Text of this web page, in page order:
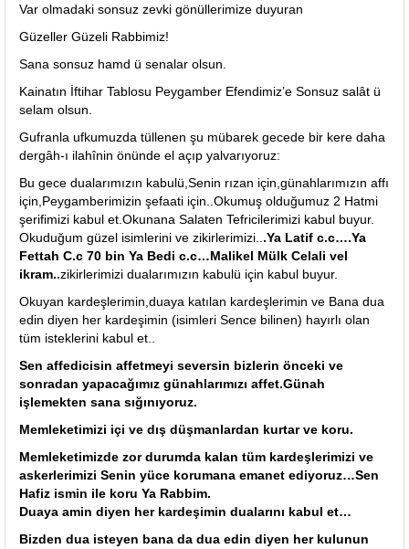
Var olmadaki sonsuz zevki gönüllerimize duyuran
Güzeller Güzeli Rabbimiz!
Sana sonsuz hamd ü senalar olsun.
Kainatın İftihar Tablosu Peygamber Efendimiz’e Sonsuz salât ü
selam olsun.
Gufranla ufkumuzda tüllenen şu mübarek gecede bir kere daha
dergâh-ı ilahînin önünde el açıp yalvarıyoruz:
Bu gece dualarımızın kabulü,Senin rızan için,günahlarımızın affı
için,Peygamberimizin şefaati için..Okumuş olduğumuz 2 Hatmi
şerifimizi kabul et.Okunana Salaten Tefricilerimizi kabul buyur.
Okuduğum güzel isimlerini ve zikirlerimizi.. .Ya Latif c.c….Ya
Fettah C.c 70 bin Ya Bedi c.c…Malikel Mülk Celali vel
ikram..zikirlerimizi dualarımızın kabulü için kabul buyur.
Okuyan kardeşlerimin,duaya katılan kardeşlerimin ve Bana dua
edin diyen her kardeşimin (isimleri Sence bilinen) hayırlı olan
tüm isteklerini kabul et..
Sen affedicisin affetmeyi seversin bizlerin önceki ve
sonradan yapacağımız günahlarımızı affet.Günah
işlemekten sana sığınıyoruz.
Memleketimizi içi ve dış düşmanlardan kurtar ve koru.
Memleketimizde zor durumda kalan tüm kardeşlerimizi ve
askerlerimizi Senin yüce korumana emanet ediyoruz…Sen
Hafiz ismin ile koru Ya Rabbim.
Duaya amin diyen her kardeşimin dualarını kabul et…
Bizden dua isteyen bana da dua edin diyen her kulunun